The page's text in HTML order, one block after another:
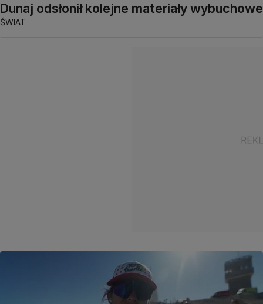
Dunaj odsłonił kolejne materiały wybuchowe
ŚWIAT